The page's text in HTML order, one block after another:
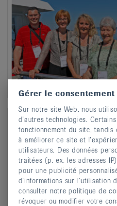
Gérer le
Sur notre site Web, nous
d’autres technologies.
fonctionnement du site, tandis
à améliorer ce site et
utilisateurs. Des données
traitées (p. ex. les adresses
pour une publicité
d’informations sur l’utilisation
consulter notre politique de
révoquer ou modifier votre